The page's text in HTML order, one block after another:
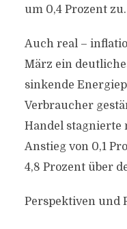
um 0,4 Prozent zu.
Auch real –
März ein
sinkende
Verbraucher
Handel
Anstieg von 0,1
4,8 Prozent über
Perspektiven und